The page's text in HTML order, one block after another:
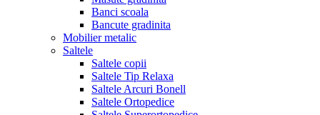
Banci scoala
Bancute gradinita
Mobilier metalic
Saltele
Saltele copii
Saltele Tip Relaxa
Saltele Arcuri Bonell
Saltele Ortopedice